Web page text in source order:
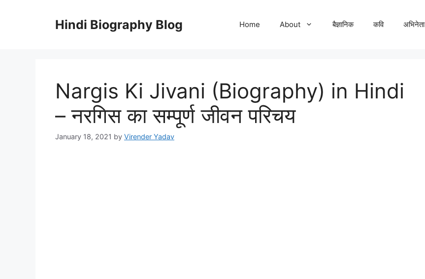
Hindi Biography Blog Home About बैज्ञानिक कवि अभिनेता
Nargis Ki Jivani (Biography) in Hindi
– नरगिस का सम्पूर्ण जीवन परिचय
January 18, 2021 by Virender Yadav